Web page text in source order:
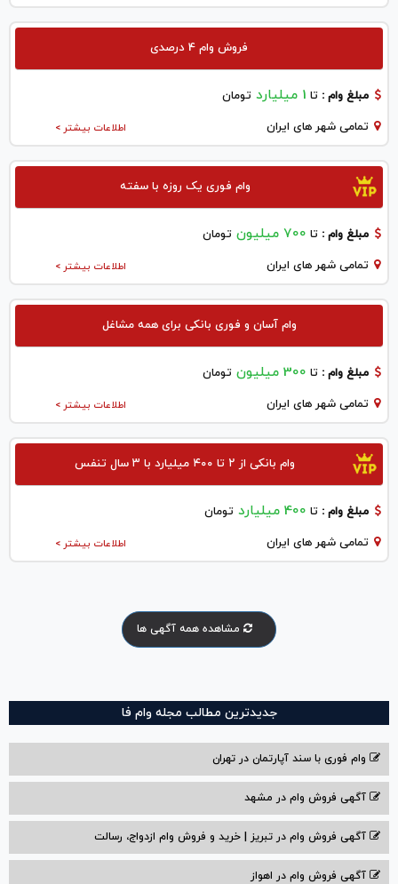
فروش وام 4 درصدی
مبلغ وام : تا 1 میلیارد تومان
اطلاعات بیشتر > تمامی شهر های ایران
وام فوری یک روزه با سفته
مبلغ وام : تا 700 میلیون تومان
اطلاعات بیشتر > تمامی شهر های ایران
وام آسان و فوری بانکی برای همه مشاغل
مبلغ وام : تا 300 میلیون تومان
اطلاعات بیشتر > تمامی شهر های ایران
وام بانکی از ۲ تا ۴۰۰ میلیارد با ۳ سال تنفس
مبلغ وام : تا 400 میلیارد تومان
اطلاعات بیشتر > تمامی شهر های ایران
مشاهده همه آگهی ها
جدیدترین مطالب مجله وام فا
وام فوری با سند آپارتمان در تهران
آگهی فروش وام در مشهد
آگهی فروش وام در تبریز | خرید و فروش وام ازدواج، رسالت
آگهی فروش وام در اهواز